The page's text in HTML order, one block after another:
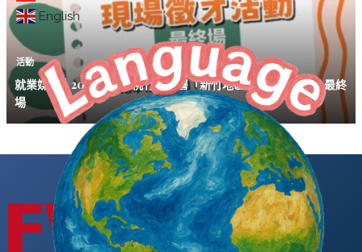
English
活動
就業媒合｜2024勞發署桃竹苗分署「新竹地區現場徵才活動」最終
場